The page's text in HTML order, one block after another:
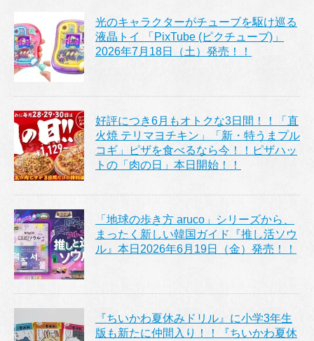
光のキャラクターがチューブを駆け巡る
液晶トイ 「PixTube (ピクチューブ)」
2026年7月18日（土）発売！！
好評につき6月もオトクな3日間！！「直
火焼 テリマヨチキン」「新・特うまプル
コギ」ピザを食べるなら今！！ピザハッ
トの「肉の日」本日開始！！
「地球の歩き方 aruco」シリーズから、
まったく新しい韓国ガイド『推し活ソウ
ル』本日2026年6月19日（金）発売！！
『ちいかわ夏休みドリル』に小学3年生
版も新たに仲間入り！！『ちいかわ夏休